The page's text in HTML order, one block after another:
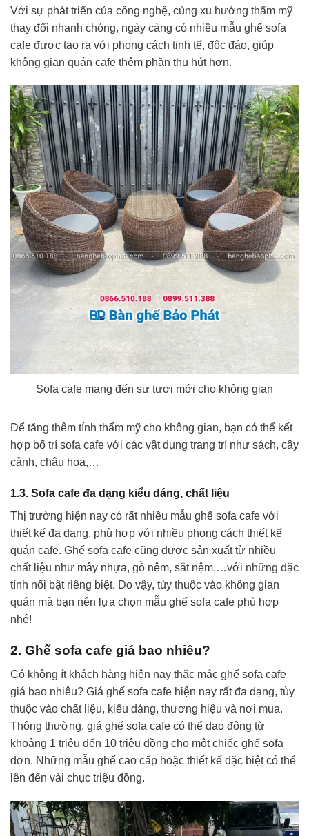
Với sự phát triển của công nghệ, cùng xu hướng thẩm mỹ
thay đổi nhanh chóng, ngày càng có nhiều mẫu ghế sofa
cafe được tạo ra với phong cách tinh tế, độc đáo, giúp
không gian quán cafe thêm phần thu hút hơn.
Sofa cafe mang đến sự tươi mới cho không gian
Để tăng thêm tính thẩm mỹ cho không gian, bạn có thể kết
hợp bố trí sofa cafe với các vật dụng trang trí như sách, cây
cảnh, chậu hoa,…
1.3. Sofa cafe đa dạng kiểu dáng, chất liệu
Thị trường hiện nay có rất nhiều mẫu ghế sofa cafe với
thiết kế đa dạng, phù hợp với nhiều phong cách thiết kế
quán cafe. Ghế sofa cafe cũng được sản xuất từ nhiều
chất liệu như mây nhựa, gỗ nệm, sắt nệm,…với những đặc
tính nổi bật riêng biệt. Do vậy, tùy thuộc vào không gian
quán mà bạn nên lựa chọn mẫu ghế sofa cafe phù hợp
nhé!
2. Ghế sofa cafe giá bao nhiêu?
Có không ít khách hàng hiện nay thắc mắc ghế sofa cafe
giá bao nhiêu? Giá ghế sofa cafe hiện nay rất đa dạng, tùy
thuộc vào chất liệu, kiểu dáng, thương hiệu và nơi mua.
Thông thường, giá ghế sofa cafe có thể dao động từ
khoảng 1 triệu đến 10 triệu đồng cho một chiếc ghế sofa
đơn. Những mẫu ghế cao cấp hoặc thiết kế đặc biệt có thể
lên đến vài chục triệu đồng.